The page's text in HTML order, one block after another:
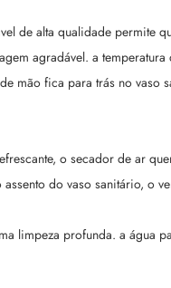
de alta qualidade permite
agradável. a
mão fica para trás no vaso
o secador de ar
do vaso sanitário,
limpeza profunda. a água